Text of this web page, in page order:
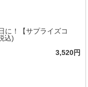
に！【サプライズコ
込)
3,520円